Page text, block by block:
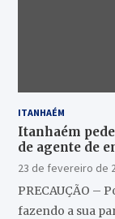
ITANHAÉM
Itanhaém
de agente de
23 de fevereiro de
PRECAUÇÃO –
fazendo a sua